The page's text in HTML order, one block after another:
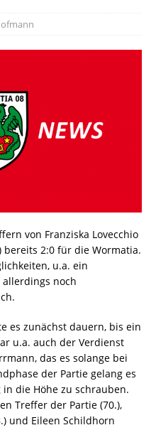
von Franziska Lovecchio
bereits 2:0 für die Wormatia.
u.a. ein
allerdings noch
es zunächst dauern, bis ein
u.a. auch der Verdienst
das es solange bei
der Partie gelang es
die Höhe zu schrauben.
Treffer der Partie (70.),
und Eileen Schildhorn